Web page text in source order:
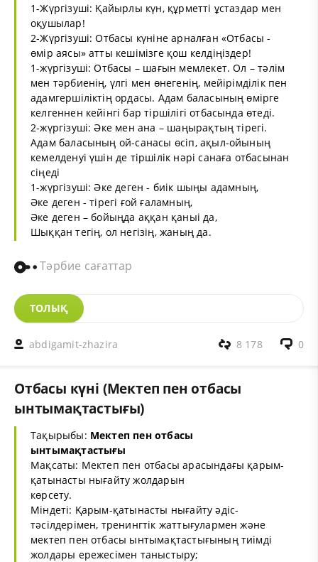
1-Жүргізуші: Қайырлы күн, құрметті ұстаздар мен
оқушылар!
2-Жүргізуші: Отбасы күніне арналған «Отбасы -
өмір аясы» атты кешімізге қош келдіңіздер!
1-жүргізуші: Отбасы – шағын мемлекет. Ол – тәлім
мен тәрбиенің, үлгі мен өнегенің, мейірімділік пен
адамгершіліктің ордасы. Адам баласының өмірге
келгеннен кейінгі бар тіршілігі отбасында өтеді.
2-жүргізуші: Әке мен ана – шаңырақтың тірегі.
Адам баласының ой-санасы өсіп, ақыл-ойының
кемелденуі үшін де тіршілік нәрі санаға отбасынан
сіңеді
1-жүргізуші: Әке деген - биік шыңы адамның,
Әке деген - тірегі ғой ғаламның,
Әке деген – бойыңда аққан қаныі да,
Шыққан тегің, ол негізің, жаның да.
Тәрбие сағаттар
ТОЛЫҚ
abdigamit-zhazira 0
8 178
Отбасы күні (Мектеп пен отбасы
ынтымақтастығы)
Тақырыбы: Мектеп пен отбасы
ынтымақтастығы
Мақсаты: Мектеп пен отбасы арасындағы қарым-
қатынасты нығайту жолдарын
көрсету.
Міндеті: Қарым-қатынасты нығайту әдіс-
тәсілдерімен, тренингтік жаттығулармен және
мектеп пен отбасы ынтымақтастығының тиімді
жолдары ережесімен таныстыру;